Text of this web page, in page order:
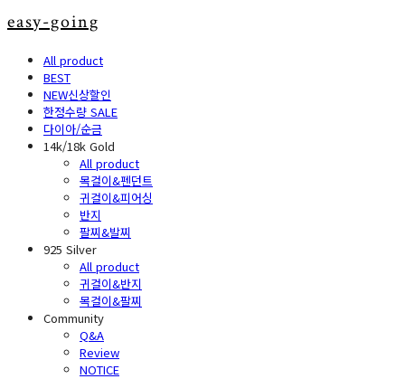
easy-going
All product
BEST
NEW신상할인
한정수량 SALE
다이아/순금
14k/18k Gold
All product
목걸이&펜던트
귀걸이&피어싱
반지
팔찌&발찌
925 Silver
All product
귀걸이&반지
목걸이&팔찌
Community
Q&A
Review
NOTICE